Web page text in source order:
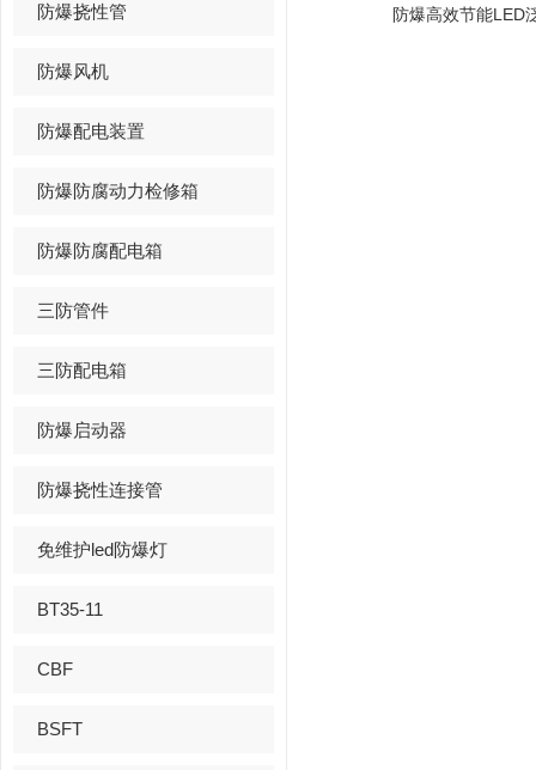
防爆挠性管
防爆风机
防爆配电装置
防爆防腐动力检修箱
防爆防腐配电箱
三防管件
三防配电箱
防爆启动器
防爆挠性连接管
免维护led防爆灯
BT35-11
CBF
BSFT
防爆高效节能LED